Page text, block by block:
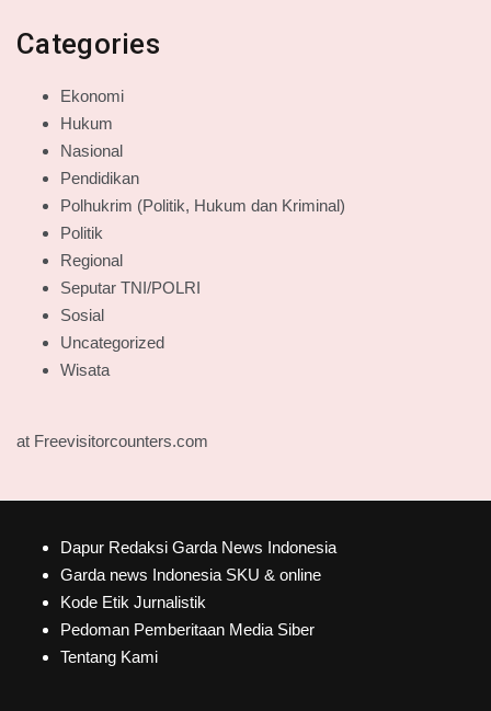
Categories
Ekonomi
Hukum
Nasional
Pendidikan
Polhukrim (Politik, Hukum dan Kriminal)
Politik
Regional
Seputar TNI/POLRI
Sosial
Uncategorized
Wisata
at Freevisitorcounters.com
Dapur Redaksi Garda News Indonesia
Garda news Indonesia SKU & online
Kode Etik Jurnalistik
Pedoman Pemberitaan Media Siber
Tentang Kami